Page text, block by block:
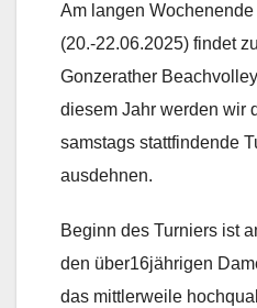
Am langen
(20.-22.06.2025) findet
Gonzerather
diesem Jahr werden wir
samstags stattfindende
ausdehnen.
Beginn des Turniers ist
den über16jährigen
das mittlerweile